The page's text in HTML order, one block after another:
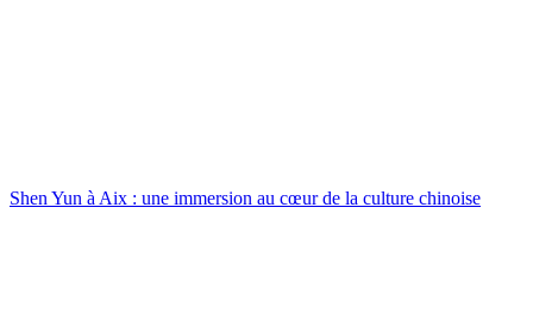
Shen Yun à Aix : une immersion au cœur de la culture chinoise